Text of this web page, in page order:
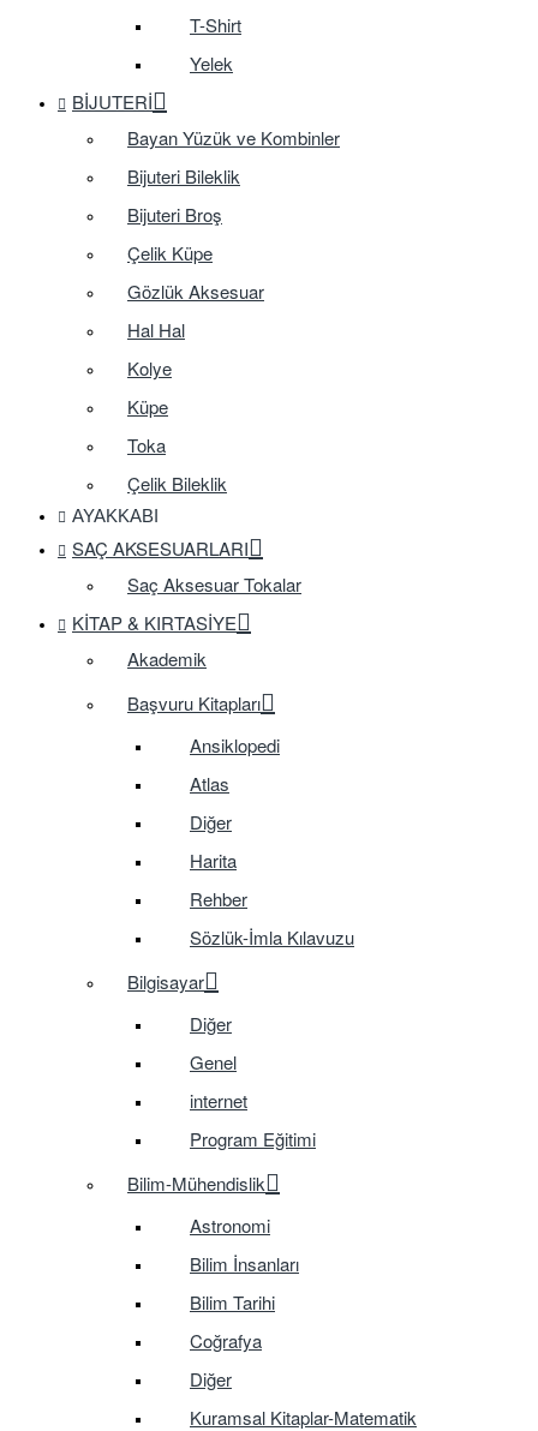
T-Shirt
Yelek
BIJUTERI
Bayan Yüzük ve Kombinler
Bijuteri Bileklik
Bijuteri Broş
Çelik Küpe
Gözlük Aksesuar
Hal Hal
Kolye
Küpe
Toka
Çelik Bileklik
AYAKKABI
SAÇ AKSESUARLARI
Saç Aksesuar Tokalar
KITAP & KIRTASIYE
Akademik
Başvuru Kitapları
Ansiklopedi
Atlas
Diğer
Harita
Rehber
Sözlük-İmla Kılavuzu
Bilgisayar
Diğer
Genel
internet
Program Eğitimi
Bilim-Mühendislik
Astronomi
Bilim İnsanları
Bilim Tarihi
Coğrafya
Diğer
Kuramsal Kitaplar-Matematik